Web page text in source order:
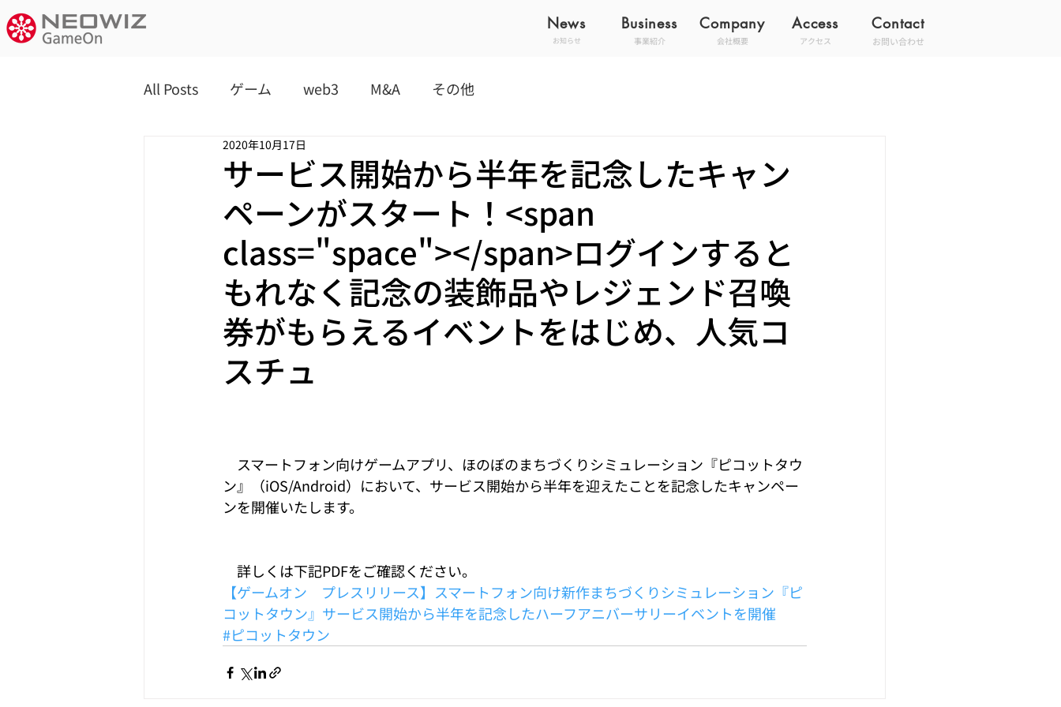
News Business
お知らせ 事業紹介
Access Contact
アクセス お問い合わせ
Company
会社概要
All Posts ゲーム web3 M&A その他
サービス開始から半年を記念したキャン
ペーンがスタート！<span
class="space"></span>ログインすると
もれなく記念の装飾品やレジェンド召喚
券がもらえるイベントをはじめ、人気コ
スチュ
2020年10月17日
スマートフォン向けゲームアプリ、ほのぼのまちづくりシミュレーション『ピコットタウ
ン』（iOS/Android）において、サービス開始から半年を迎えたことを記念したキャンペー
ンを開催いたします。
詳しくは下記PDFをご確認ください。
【ゲームオン　プレスリリース】スマートフォン向け新作まちづくりシミュレーション『ピ
コットタウン』サービス開始から半年を記念したハーフアニバーサリーイベントを開催
#ピコットタウン